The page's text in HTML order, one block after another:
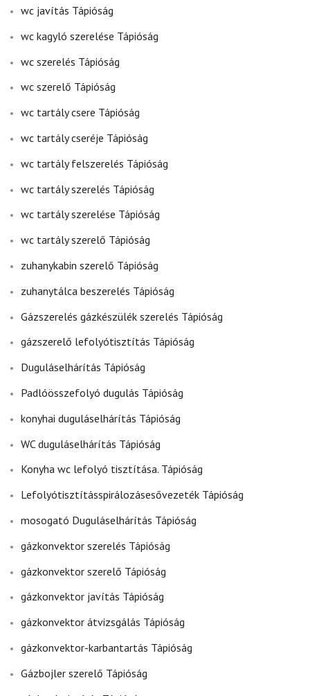
wc javítás Tápióság
wc kagyló szerelése Tápióság
wc szerelés Tápióság
wc szerelő Tápióság
wc tartály csere Tápióság
wc tartály cseréje Tápióság
wc tartály felszerelés Tápióság
wc tartály szerelés Tápióság
wc tartály szerelése Tápióság
wc tartály szerelő Tápióság
zuhanykabin szerelő Tápióság
zuhanytálca beszerelés Tápióság
Gázszerelés gázkészülék szerelés Tápióság
gázszerelő lefolyótisztítás Tápióság
Duguláselhárítás Tápióság
Padlóösszefolyó dugulás Tápióság
konyhai duguláselhárítás Tápióság
WC duguláselhárítás Tápióság
Konyha wc lefolyó tisztítása. Tápióság
Lefolyótisztításspirálozásesővezeték Tápióság
mosogató Duguláselhárítás Tápióság
gázkonvektor szerelés Tápióság
gázkonvektor szerelő Tápióság
gázkonvektor javítás Tápióság
gázkonvektor átvizsgálás Tápióság
gázkonvektor-karbantartás Tápióság
Gázbojler szerelő Tápióság